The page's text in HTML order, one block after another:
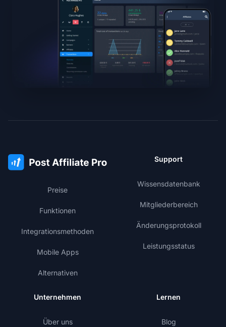
Preise
Funktionen
Integrationsmethoden
Mobile Apps
Alternativen
Support
Wissensdatenbank
Mitgliederbereich
Änderungsprotokoll
Leistungsstatus
Unternehmen
Über uns
Lernen
Blog